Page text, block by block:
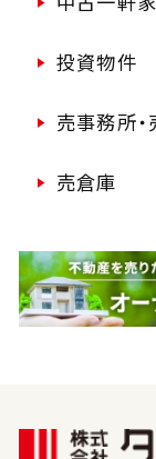
投資物件
売事務所・
売倉庫